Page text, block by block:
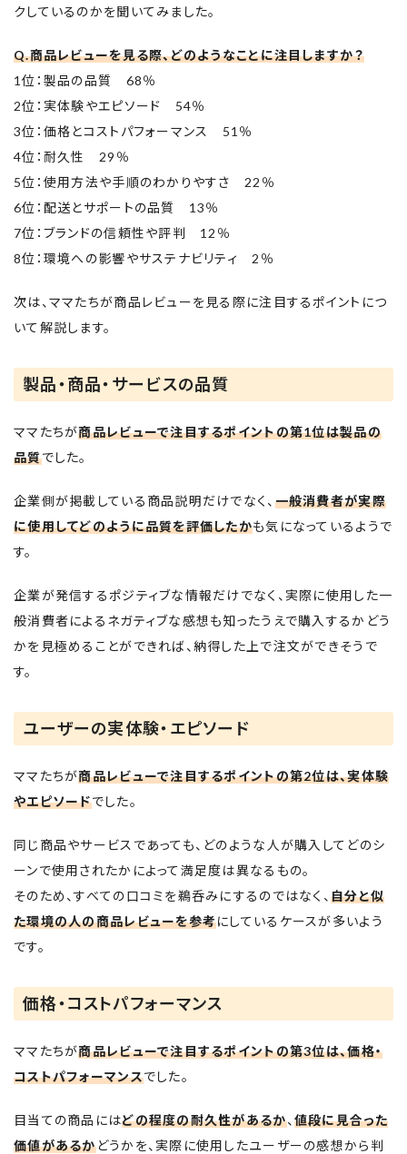
クしているのかを聞いてみました。
Q.商品レビューを見る際、どのようなことに注目しますか？
1位：製品の品質 68％
2位：実体験やエピソード 54％
3位：価格とコストパフォーマンス 51％
4位：耐久性 29％
5位：使用方法や手順のわかりやすさ 22％
6位：配送とサポートの品質 13％
7位：ブランドの信頼性や評判 12％
8位：環境への影響やサステナビリティ 2％
次は、ママたちが商品レビューを見る際に注目するポイントにつ
いて解説します。
製品・商品・サービスの品質
ママたちが商品レビューで注目するポイントの第1位は製品の
品質でした。
企業側が掲載している商品説明だけでなく、 一般消費者が実際
に使用してどのように品質を評価したかも気になっているようで
す。
企業が発信するポジティブな情報だけでなく、実際に使用した一
般消費者によるネガティブな感想も知ったうえで購入するかどう
かを見極めることができれば、納得した上で注文ができそうで
す。
ユーザーの実体験・エピソード
ママたちが商品レビューで注目するポイントの第2位は、実体験
やエピソードでした。
同じ商品やサービスであっても、どのような人が購入してどのシ
ーンで使用されたかによって満足度は異なるもの。
そのため、すべての口コミを鵜呑みにするのではなく、 自分と似
た環境の人の商品レビューを参考にしているケースが多いよう
です。
価格・コストパフォーマンス
ママたちが商品レビューで注目するポイントの第3位は、価格・
コストパフォーマンスでした。
目当ての商品にはどの程度の耐久性があるか、 値段に見合った
価値があるかどうかを、実際に使用したユーザーの感想から判